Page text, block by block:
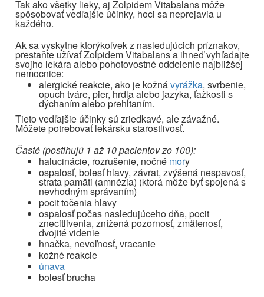
Tak ako všetky lieky, aj Zolpidem Vitabalans môže
spôsobovať vedľajšie účinky, hoci sa neprejavia u
každého.
Ak sa vyskytne ktorýkoľvek z nasledujúcich príznakov,
prestaňte užívať Zolpidem Vitabalans a ihneď vyhľadajte
svojho lekára alebo pohotovostné oddelenie najbližšej
nemocnice:
alergické reakcie, ako je kožnávyrážka, svrbenie,
opuch tváre, pier, hrdla alebo jazyka, ťažkosti s
dýchaním alebo prehĺtaním.
Tieto vedľajšie účinky sú zriedkavé, ale závažné.
Môžete potrebovať lekársku starostlivosť.
Časté (postihujú 1 až 10pacientov zo 100):
halucinácie, rozrušenie, nočné mory
ospalosť, bolesť hlavy, závrat, zvýšená nespavosť,
strata pamäti (amnézia) (ktorá môže byť spojená s
nevhodným správaním)
pocit točenia hlavy
ospalosť počas nasledujúceho dňa, pocit
znecitlivenia, znížená pozornosť, zmätenosť,
dvojité videnie
hnačka, nevoľnosť, vracanie
kožné reakcie
únava
bolesť brucha